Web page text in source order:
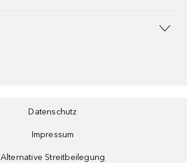
Datenschutz
Impressum
Alternative Streitbeilegung